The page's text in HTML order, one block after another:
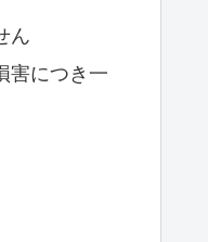
ん
害につき一